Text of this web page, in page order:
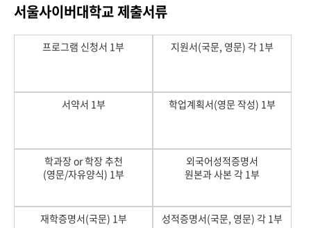
서울사이버대학교 제출서류
프로그램 신청서 1부 지원서(국문, 영문) 각 1부
서약서 1부 학업계획서(영문 작성) 1부
학과장 or 학장 추천
(영문/자유양식) 1부
외국어성적증명서
원본과 사본 각 1부
재학증명서(국문) 1부 성적증명서(국문, 영문) 각 1부